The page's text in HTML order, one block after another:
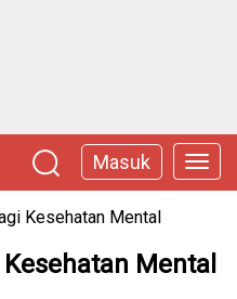
Masuk
Kesehatan Mental
Mental